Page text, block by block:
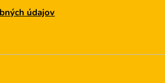
údajov